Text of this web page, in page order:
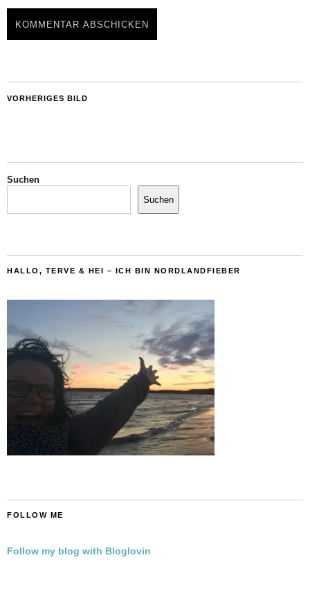
VORHERIGES BILD
Suchen
Suchen
HALLO, TERVE & HEI – ICH BIN NORDLANDFIEBER
FOLLOW ME
Follow my blog with Bloglovin